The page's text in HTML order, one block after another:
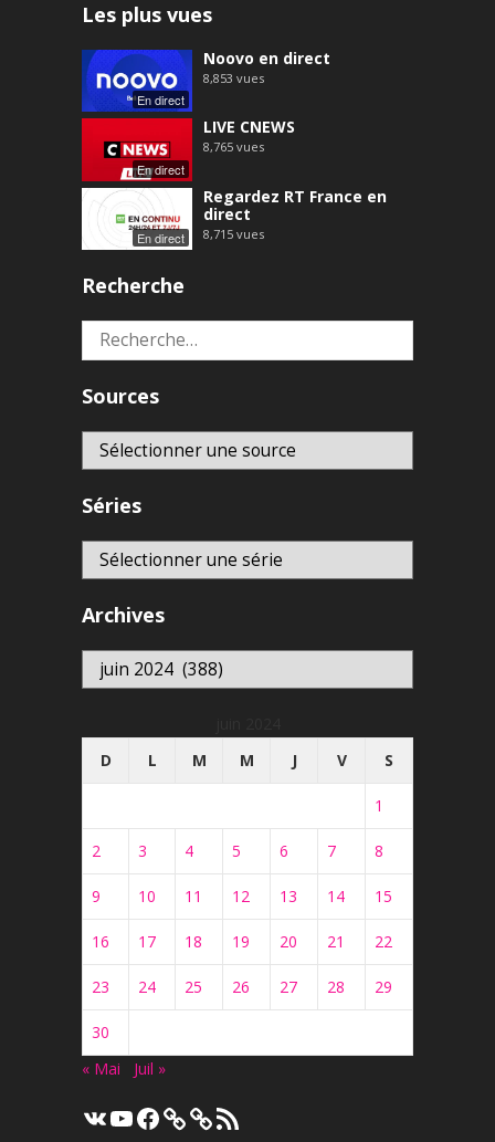
Les plus vues
En direct
Noovo en direct
8,853 vues
En direct
LIVE CNEWS
8,765 vues
En direct
Regardez RT France en
direct
8,715 vues
Recherche
Rechercher :
Sources
Séries
Archives
Archives
D
L M M J V S
1
2 3 4 5 6 7 8
9 10 11 12 13 14 15
16 17 18 19 20 21 22
23 24 25 26 27 28 29
30
« Mai
Juil »
VK YouTube
Facebook Flux
RSS